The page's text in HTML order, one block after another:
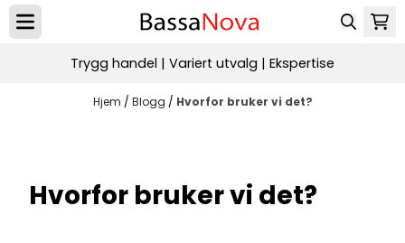
Hopp til innhold
Trygg handel | Variert utvalg | Ekspertise
Hjem / Blogg / Hvorfor bruker vi det?
Hvorfor bruker vi det?